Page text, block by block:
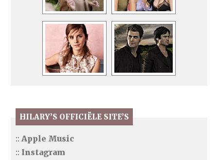
HILARY’S OFFICIËLE SITE’S
:: Apple Music
:: Instagram